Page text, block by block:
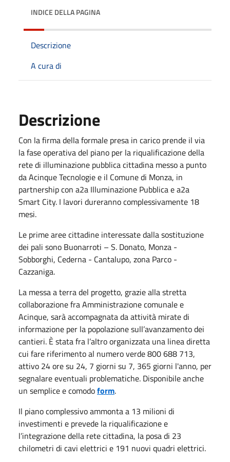
INDICE DELLA PAGINA
Descrizione
A cura di
Descrizione
Con la firma della formale presa in carico prende il via
la fase operativa del piano per la riqualificazione della
rete di illuminazione pubblica cittadina messo a punto
da Acinque Tecnologie e il Comune di Monza, in
partnership con a2a Illuminazione Pubblica e a2a
Smart City. I lavori dureranno complessivamente 18
mesi.
Le prime aree cittadine interessate dalla sostituzione
dei pali sono Buonarroti – S. Donato, Monza -
Sobborghi, Cederna - Cantalupo, zona Parco -
Cazzaniga.
La messa a terra del progetto, grazie alla stretta
collaborazione fra Amministrazione comunale e
Acinque, sarà accompagnata da attività mirate di
informazione per la popolazione sull’avanzamento dei
cantieri. È stata fra l’altro organizzata una linea diretta
cui fare riferimento al numero verde 800 688 713,
attivo 24 ore su 24, 7 giorni su 7, 365 giorni l'anno, per
segnalare eventuali problematiche. Disponibile anche
un semplice e comodoform.
Il piano complessivo ammonta a 13 milioni di
investimenti e prevede la riqualificazione e
l’integrazione della rete cittadina, la posa di 23
chilometri di cavi elettrici e 191 nuovi quadri elettrici.